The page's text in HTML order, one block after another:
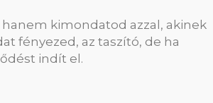
kimondatod azzal, akinek
fényezed, az taszító, de ha
indít el.